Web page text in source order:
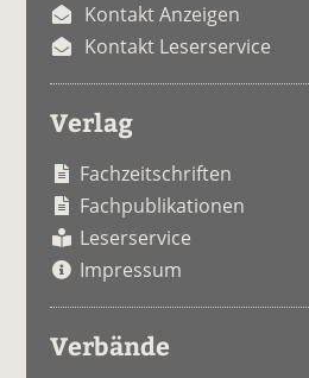
Kontakt Anzeigen
Kontakt Leserservice
Verlag
Fachzeitschriften
Fachpublikationen
Leserservice
Impressum
Verbände